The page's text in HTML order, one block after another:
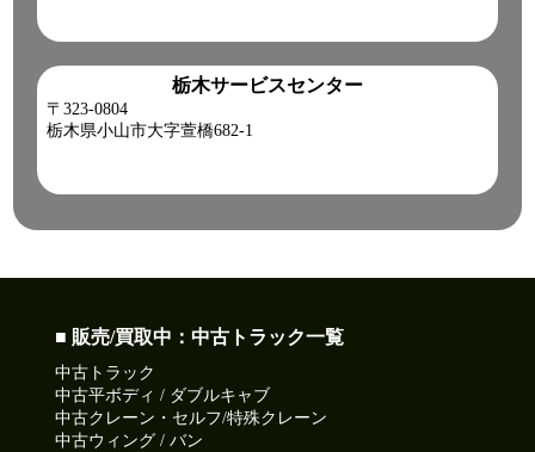
湿った空気の影響を受けて蒸し暑いです。
●本日ご紹介車両●
【商品番号:14488】クレーン付 平ボディ H15 コンドル 4段ブ
ーム ラジコン(無線) フックイン 差し違い&リアジャッキ
☎0120-93-8833 営業担当:鎌田
【商品番号:14291】高所作業車 H23 デュトロ アイチコーポレ
ーション製 電工仕様 FRPバケット サブバッテリー仕様
☎0120-93-8833 営業担当:児玉
栃木サービスセンター
〒323-0804
栃木県小山市大字萱橋682-1
■ 販売/買取中：中古トラック一覧
中古トラック
中古平ボディ / ダブルキャブ
中古クレーン・セルフ/特殊クレーン
中古ウィング / バン